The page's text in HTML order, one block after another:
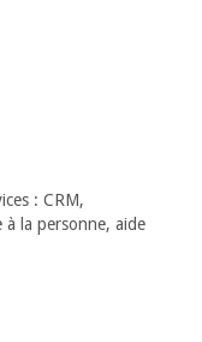
: CRM,
la personne, aide